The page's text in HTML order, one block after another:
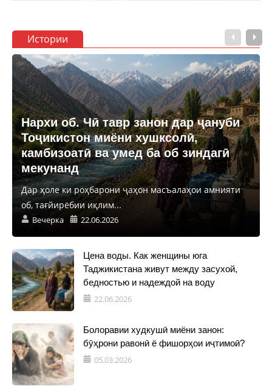
Истории
Нархи об. Чӣ тавр занон дар ҷануби
Тоҷикистон миёни хушксолӣ,
камбизоатӣ ва умед ба об зиндагӣ
мекунанд
Дар ҳоле ки роҳбарони ҷаҳон масъалаҳои амнияти
об, тағйирёбии иқлим...
Вечерка 22.06.2026
Цена воды. Как женщины юга
Таджикистана живут между засухой,
бедностью и надеждой на воду
22.06.2026
Болоравии худкушӣ миёни занон:
бӯҳрони равонӣ ё фишорҳои иҷтимоӣ?
05.03.2026